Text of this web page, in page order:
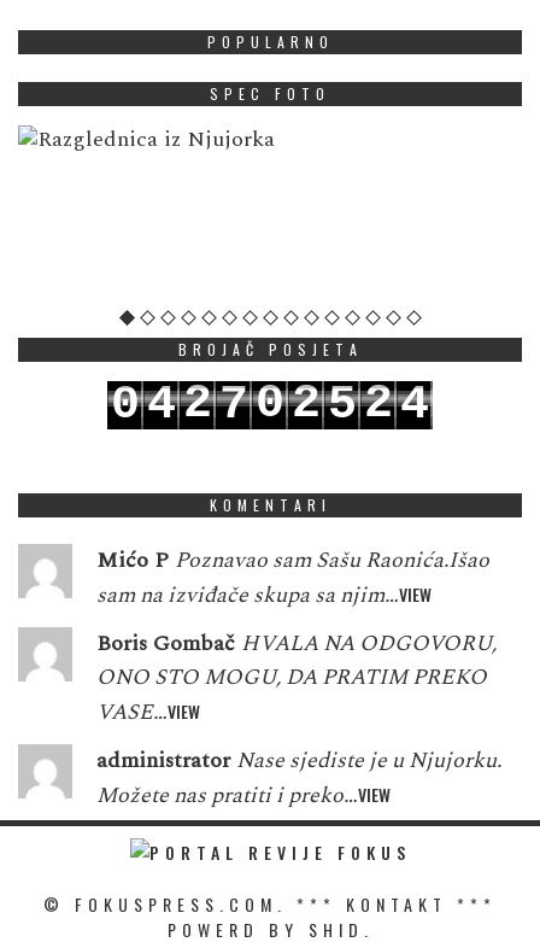
POPULARNO
SPEC FOTO
BROJAČ POSJETA
042702524
KOMENTARI
Mićo P Poznavao sam Sašu Raonića.Išao
sam na izviđače skupa sa njim…VIEW
Boris Gombač HVALA NA ODGOVORU,
ONO STO MOGU, DA PRATIM PREKO
VASE…VIEW
administrator Nase sjediste je u Njujorku.
Možete nas pratiti i preko…VIEW
© FOKUSPRESS.COM. *** KONTAKT
***
POWERD BY SHID.